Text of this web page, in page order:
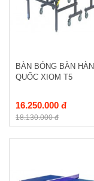
BÀN BÓNG BÀN HÀN
QUỐC XIOM T5
16.250.000 đ
18.130.000 đ